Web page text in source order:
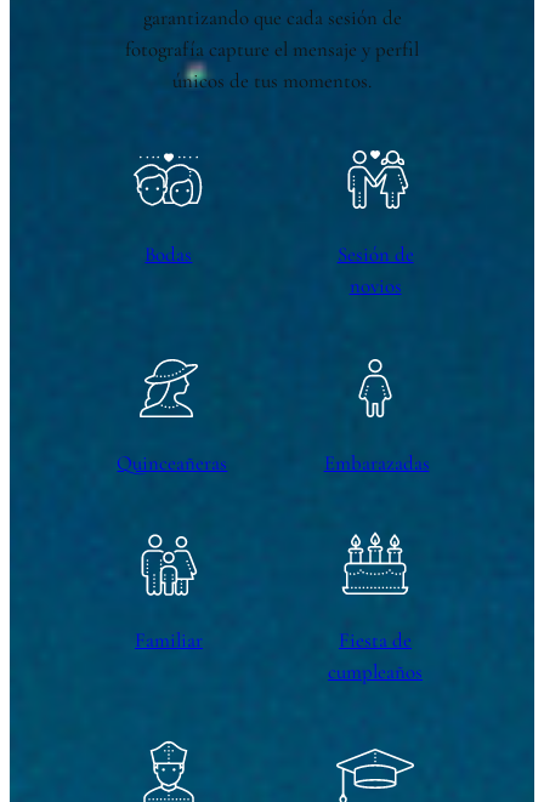
garantizando que cada sesión de
fotografía capture el mensaje y perfil
únicos de tus momentos.
Bodas
Sesión de
novios
Quinceañeras Embarazadas
Familiar
Fiesta de
cumpleaños